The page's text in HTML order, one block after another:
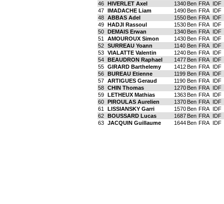
46 HIVERLET Axel 1340 Ben FRA IDF
47 IMADACHE Liam 1490Ben FRA IDF
48 ABBAS Adel 1550 Ben FRA IDF
49 HADJI Rassoul 1530Ben FRA IDF
50 DEMAIS Erwan 1340 Ben FRA IDF
51
AMOUROUX Simon 1430Ben FRA IDF
52 SURREAU Yoann 1140 Ben FRA IDF
53 VIALATTE Valentin 1240Ben FRA IDF
54 BEAUDRON Raphael 1477 Ben FRA IDF
55 GIRARD Barthelemy 1412Ben FRA IDF
56 BUREAU Etienne 1199 Ben FRA IDF
57 ARTIGUES Geraud 1190 Ben FRA IDF
58 CHIN Thomas 1270 Ben FRA IDF
59 LETHEUX Mathias 1363Ben FRA IDF
60 PIROULAS Aurelien 1370 Ben FRA IDF
61
LISSIANSKY Garri 1570Ben FRA IDF
62 BOUSSARD Lucas 1687 Ben FRA IDF
63 JACQUIN Guillaume 1644Ben FRA IDF